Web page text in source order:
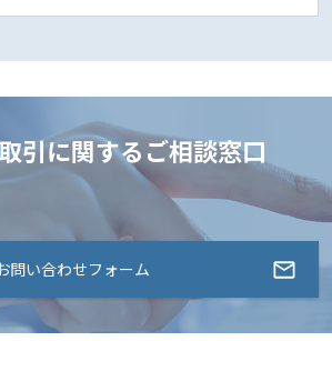
引に関するご相談窓口
問い合わせフォーム